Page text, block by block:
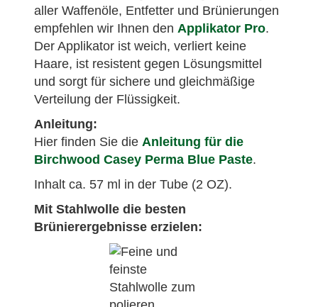
aller Waffenöle, Entfetter und Brünierungen
empfehlen wir Ihnen den Applikator Pro.
Der Applikator ist weich, verliert keine
Haare, ist resistent gegen Lösungsmittel
und sorgt für sichere und gleichmäßige
Verteilung der Flüssigkeit.
Anleitung:
Hier finden Sie die Anleitung für die
Birchwood Casey Perma Blue Paste.
Inhalt ca. 57 ml in der Tube (2 OZ).
Mit Stahlwolle die besten
Brünierergebnisse erzielen: